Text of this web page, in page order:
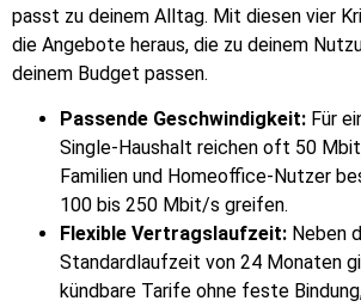
passt zu deinem Alltag. Mit diesen vier
die Angebote heraus, die zu deinem
deinem Budget passen.
Passende Geschwindigkeit: Für
Single-Haushalt reichen oft 50
Familien und Homeoffice-Nutzer
100 bis 250 Mbit/s greifen.
Flexible Vertragslaufzeit: Neben
Standardlaufzeit von 24 Monaten
kündbare Tarife ohne feste